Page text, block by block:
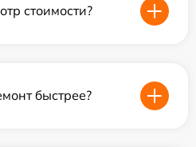
стоимости?
быстрее?